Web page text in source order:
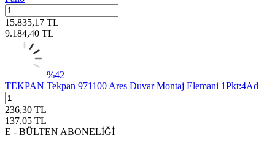
15.835,17 TL
9.184,40 TL
%42
TEKPAN Tekpan 971100 Ares Duvar Montaj Elemani 1Pkt:4Ad
236,30 TL
137,05 TL
E - BÜLTEN ABONELİĞİ